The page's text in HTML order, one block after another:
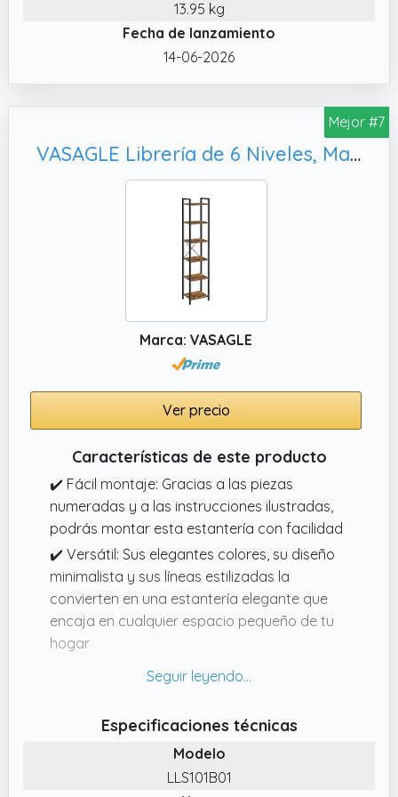
13.95 kg
Fecha de lanzamiento
14-06-2026
Mejor #7
VASAGLE Librería de 6 Niveles, Marrón Rústico y Negro Tinta LLS101B01
Marca: VASAGLE
Ver precio
Características de este producto
✔️ Fácil montaje: Gracias a las piezas
numeradas y a las instrucciones ilustradas,
podrás montar esta estantería con facilidad
✔️ Versátil: Sus elegantes colores, su diseño
minimalista y sus líneas estilizadas la
convierten en una estantería elegante que
encaja en cualquier espacio pequeño de tu
hogar
✔️ Estable y segura: Las barras en forma de
irregularidades del suelo y el dispositivo de
fijación evita que vuelque
✔️ Marco robusto: El acero y el aglomerado
Especificaciones técnicas
Modelo
LLS101B01